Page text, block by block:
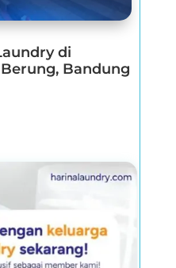
di
Bandung